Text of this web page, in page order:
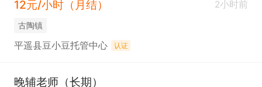
12元/小时（月结）
2小时前
古陶镇
平遥县豆小豆托管中心 认证
晚辅老师（长期）